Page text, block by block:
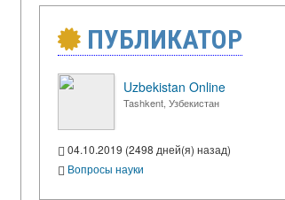
ПУБЛИКАТОР
Uzbekistan Online
Tashkent, Узбекистан
04.10.2019 (2498 дней(я) назад)
Вопросы науки